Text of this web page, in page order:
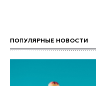
ПОПУЛЯРНЫЕ НОВОСТИ